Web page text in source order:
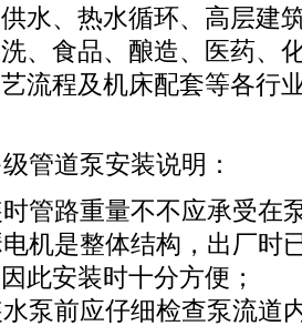
水、热水循环、高层建
、食品、酿造、医药、
流程及机床配套等各行
管道泵安装说明：
管路重量不不应承受在
是整体结构，出厂时
此安装时十分方便；
前应仔细检查泵流道